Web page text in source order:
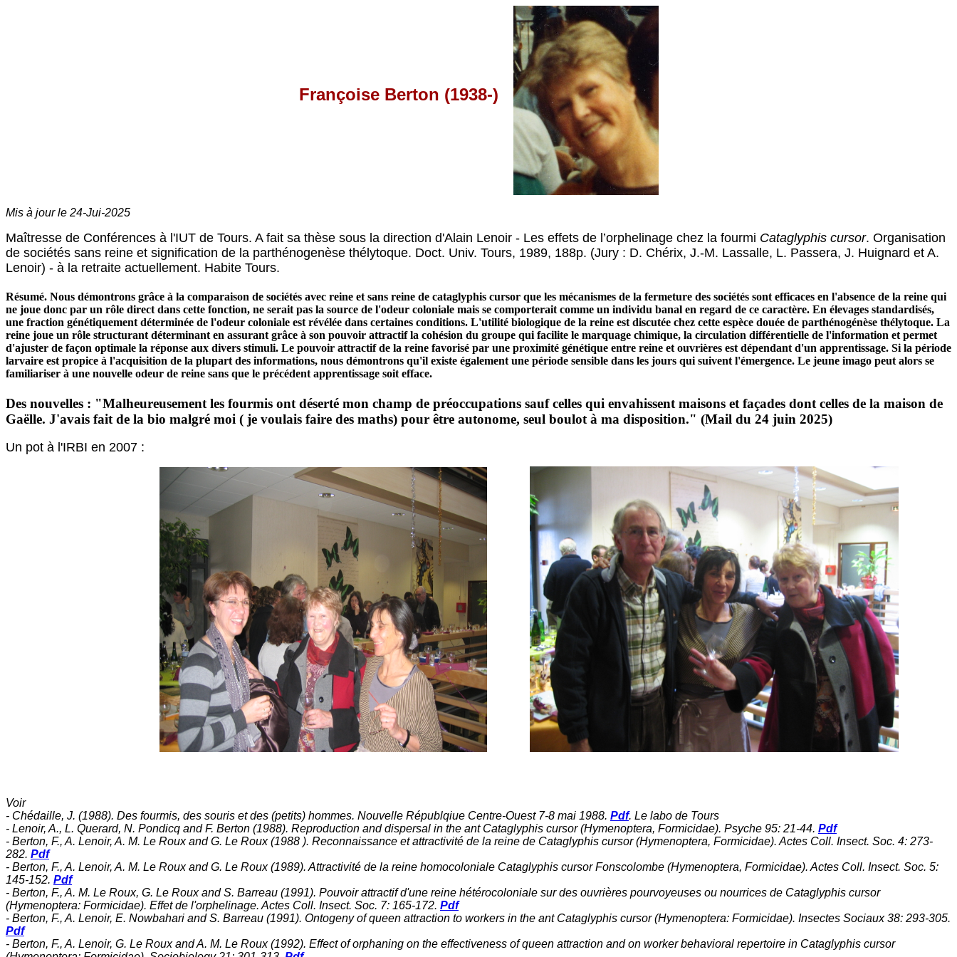
Françoise Berton (1938-)
Mis à jour le 24-Jui-2025
Maîtresse de Conférences à l'IUT de Tours. A fait sa thèse sous la direction d'Alain Lenoir - Les effets de l’orphelinage chez la fourmi Cataglyphis cursor. Organisation
de sociétés sans reine et signification de la parthénogenèse thélytoque. Doct. Univ. Tours, 1989, 188p. (Jury : D. Chérix, J.-M. Lassalle, L. Passera, J. Huignard et A.
Lenoir) - à la retraite actuellement. Habite Tours.
Résumé. Nous démontrons grâce à la comparaison de sociétés avec reine et sans reine de cataglyphis cursor que les mécanismes de la fermeture des sociétés sont efficaces en l'absence de la reine qui
ne joue donc par un rôle direct dans cette fonction, ne serait pas la source de l'odeur coloniale mais se comporterait comme un individu banal en regard de ce caractère. En élevages standardisés,
une fraction génétiquement déterminée de l'odeur coloniale est révélée dans certaines conditions. L'utilité biologique de la reine est discutée chez cette espèce douée de parthénogénèse thélytoque. La
reine joue un rôle structurant déterminant en assurant grâce à son pouvoir attractif la cohésion du groupe qui facilite le marquage chimique, la circulation différentielle de l'information et permet
d'ajuster de façon optimale la réponse aux divers stimuli. Le pouvoir attractif de la reine favorisé par une proximité génétique entre reine et ouvrières est dépendant d'un apprentissage. Si la période
larvaire est propice à l'acquisition de la plupart des informations, nous démontrons qu'il existe également une période sensible dans les jours qui suivent l'émergence. Le jeune imago peut alors se
familiariser à une nouvelle odeur de reine sans que le précédent apprentissage soit efface.
Des nouvelles : "Malheureusement les fourmis ont déserté mon champ de préoccupations sauf celles qui envahissent maisons et façades dont celles de la maison de
Gaëlle. J'avais fait de la bio malgré moi ( je voulais faire des maths) pour être autonome, seul boulot à ma disposition." (Mail du 24 juin 2025)
Un pot à l'IRBI en 2007 :
Voir
- Chédaille, J. (1988). Des fourmis, des souris et des (petits) hommes. Nouvelle Républqiue Centre-Ouest 7-8 mai 1988. Pdf. Le labo de Tours
- Lenoir, A., L. Querard, N. Pondicq and F. Berton (1988). Reproduction and dispersal in the ant Cataglyphis cursor (Hymenoptera, Formicidae). Psyche 95: 21-44. Pdf
- Berton, F., A. Lenoir, A. M. Le Roux and G. Le Roux (1988 ). Reconnaissance et attractivité de la reine de Cataglyphis cursor (Hymenoptera, Formicidae). Actes Coll. Insect. Soc. 4: 273-
282. Pdf
- Berton, F., A. Lenoir, A. M. Le Roux and G. Le Roux (1989). Attractivité de la reine homocoloniale Cataglyphis cursor Fonscolombe (Hymenoptera, Formicidae). Actes Coll. Insect. Soc. 5:
145-152. Pdf
- Berton, F., A. M. Le Roux, G. Le Roux and S. Barreau (1991). Pouvoir attractif d'une reine hétérocoloniale sur des ouvrières pourvoyeuses ou nourrices de Cataglyphis cursor
(Hymenoptera: Formicidae). Effet de l'orphelinage. Actes Coll. Insect. Soc. 7: 165-172. Pdf
- Berton, F., A. Lenoir, E. Nowbahari and S. Barreau (1991). Ontogeny of queen attraction to workers in the ant Cataglyphis cursor (Hymenoptera: Formicidae). Insectes Sociaux 38: 293-305.
Pdf
- Berton, F., A. Lenoir, G. Le Roux and A. M. Le Roux (1992). Effect of orphaning on the effectiveness of queen attraction and on worker behavioral repertoire in Cataglyphis cursor